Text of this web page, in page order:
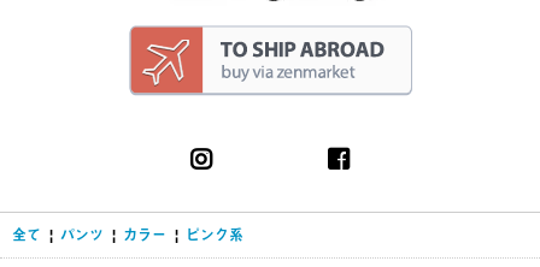
全て | パンツ | カラー | ピンク系